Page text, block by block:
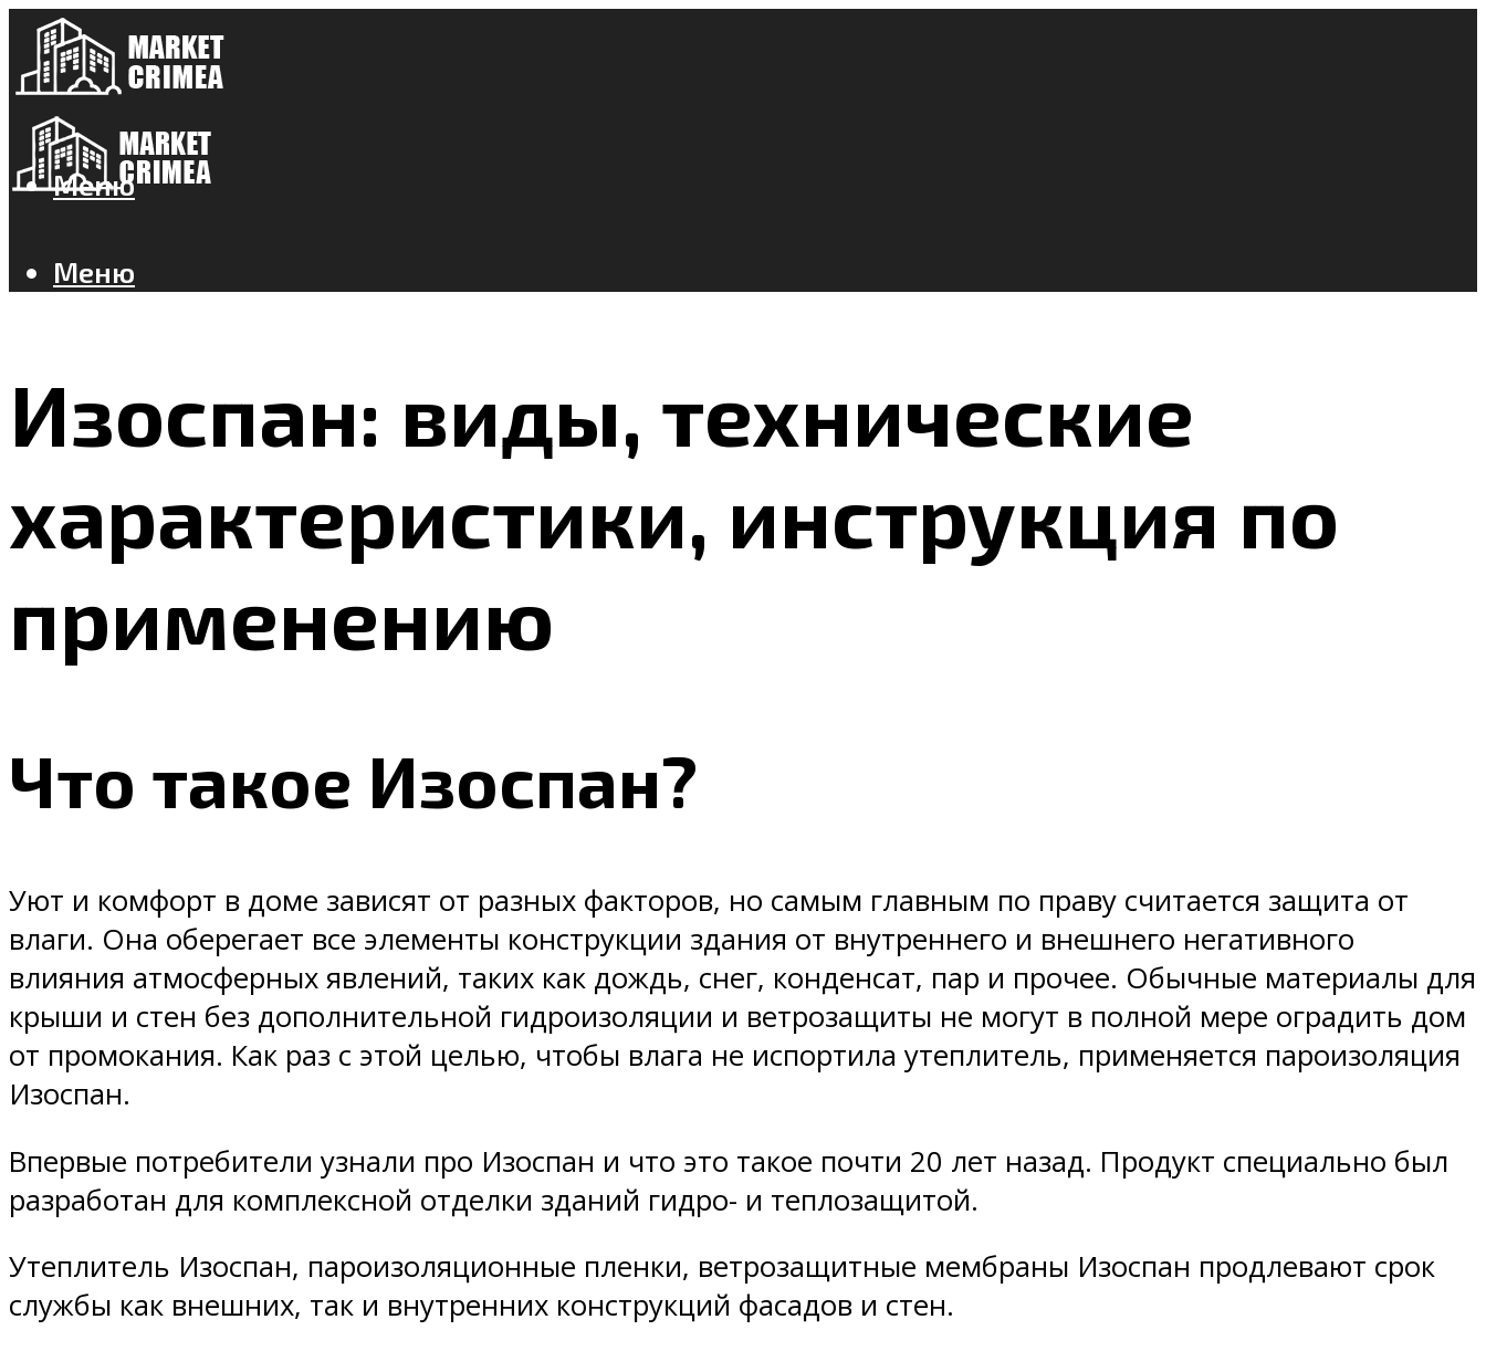
Меню
Меню
Изоспан: виды, технические
характеристики, инструкция по
применению
Что такое Изоспан?
Уют и комфорт в доме зависят от разных факторов, но самым главным по праву считается защита от
влаги. Она оберегает все элементы конструкции здания от внутреннего и внешнего негативного
влияния атмосферных явлений, таких как дождь, снег, конденсат, пар и прочее. Обычные материалы для
крыши и стен без дополнительной гидроизоляции и ветрозащиты не могут в полной мере оградить дом
от промокания. Как раз с этой целью, чтобы влага не испортила утеплитель, применяется пароизоляция
Изоспан.
Впервые потребители узнали про Изоспан и что это такое почти 20 лет назад. Продукт специально был
разработан для комплексной отделки зданий гидро- и теплозащитой.
Утеплитель Изоспан, пароизоляционные пленки, ветрозащитные мембраны Изоспан продлевают срок
службы как внешних, так и внутренних конструкций фасадов и стен.